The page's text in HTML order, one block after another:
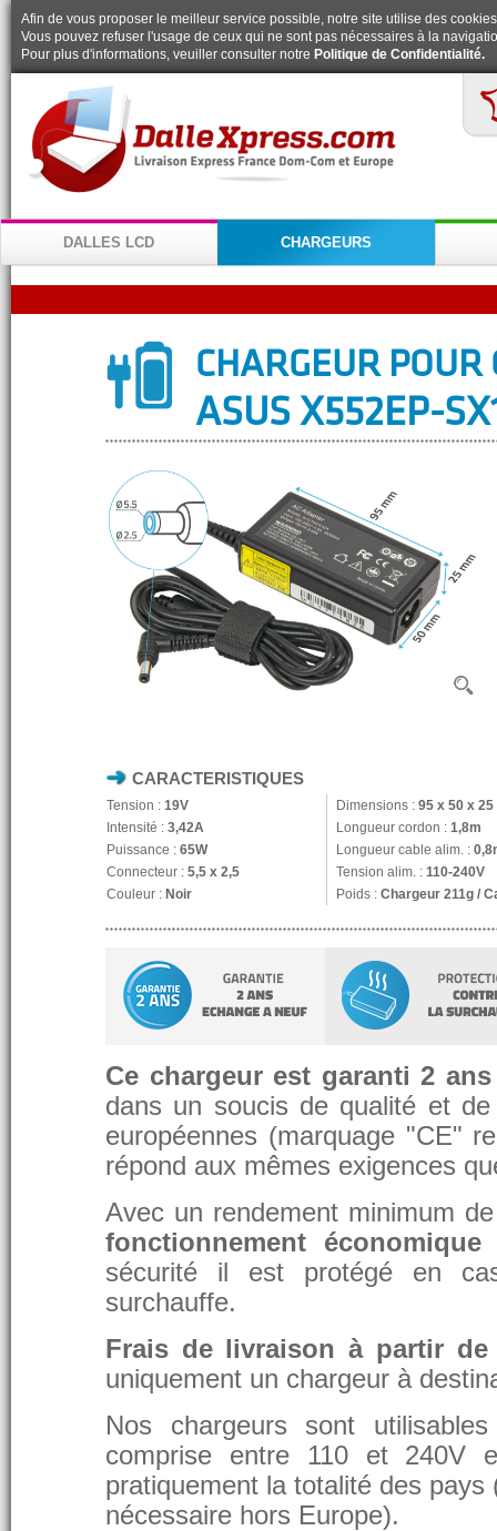
Afin de vous proposer le meilleur service possible, notre site utilise des
Vous pouvez refuser l'usage de ceux qui ne sont pas nécessaires à la
Pour plus d'informations, veuiller consulter notre Politique de Confidentialité.
DALLES LCD CHARGEURS
CHARGEUR
ASUS X552EP-
CARACTERISTIQUES
Tension : 19V Dimensions : 95 x 50 x 25
Intensité : 3,42A Longueur cordon : 1,8m
Puissance : 65W Longueur cable alim. :
Connecteur : 5,5 x 2,5 Tension alim. : 110-240V
Couleur : Noir Poids : Chargeur 211g /
Ce chargeur est garanti 2 ans
dans un soucis de qualité et
européennes (marquage "CE"
répond aux mêmes exigences
Avec un rendement minimum
fonctionnement
sécurité il est protégé en
surchauffe.
Frais de livraison à partir de
uniquement un chargeur à
Nos chargeurs sont
comprise entre 110 et 240V
pratiquement la totalité des
nécessaire hors Europe).